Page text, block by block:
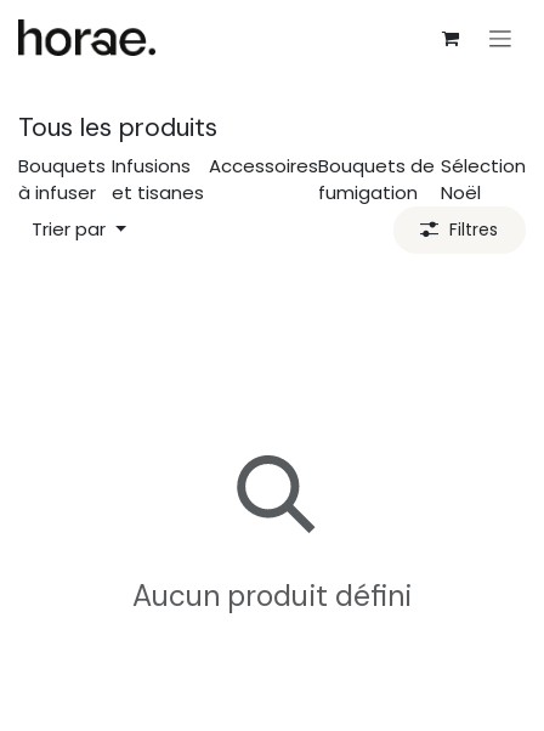
Tous les produits
Bouquets
à infuser
Infusions
et tisanes
AccessoiresBouquets de
fumigation
Sélection
Noël
Trier par
Filtres
Aucun produit défini